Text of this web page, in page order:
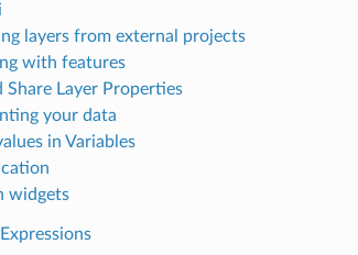
layers from external projects
with features
Share Layer Properties
your data
in Variables
widgets